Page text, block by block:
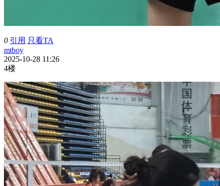
0 引用 只看TA
mtboy
2025-10-28 11:26
4楼